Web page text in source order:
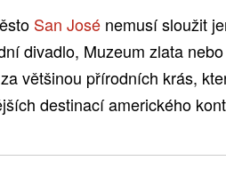
San José nemusí sloužit
divadlo, Muzeum zlata
většinou přírodních krás,
destinací amerického